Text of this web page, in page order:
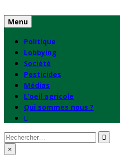
to
content
Menu
Politique
Lobbying
Société
Pesticides
Médias
L’oeil agricole
Qui sommes nous ?
Rechercher
: ×